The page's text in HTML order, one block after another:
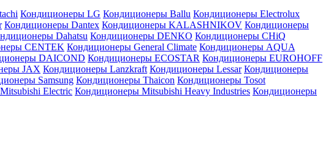
Кондиционеры LG Кондиционеры Ballu Кондиционеры Electrolux
Кондиционеры Dantex Кондиционеры KALASHNIKOV Кондиционеры
Dahatsu Кондиционеры DENKO Кондиционеры CHiQ
CENTEK Кондиционеры General Climate Кондиционеры AQUA
DAICOND Кондиционеры ECOSTAR Кондиционеры EUROHOFF
JAX Кондиционеры Lanzkraft Кондиционеры Lessar Кондиционеры
Samsung Кондиционеры Thaicon Кондиционеры Tosot
Electric Кондиционеры Mitsubishi Heavy Industries Кондиционеры